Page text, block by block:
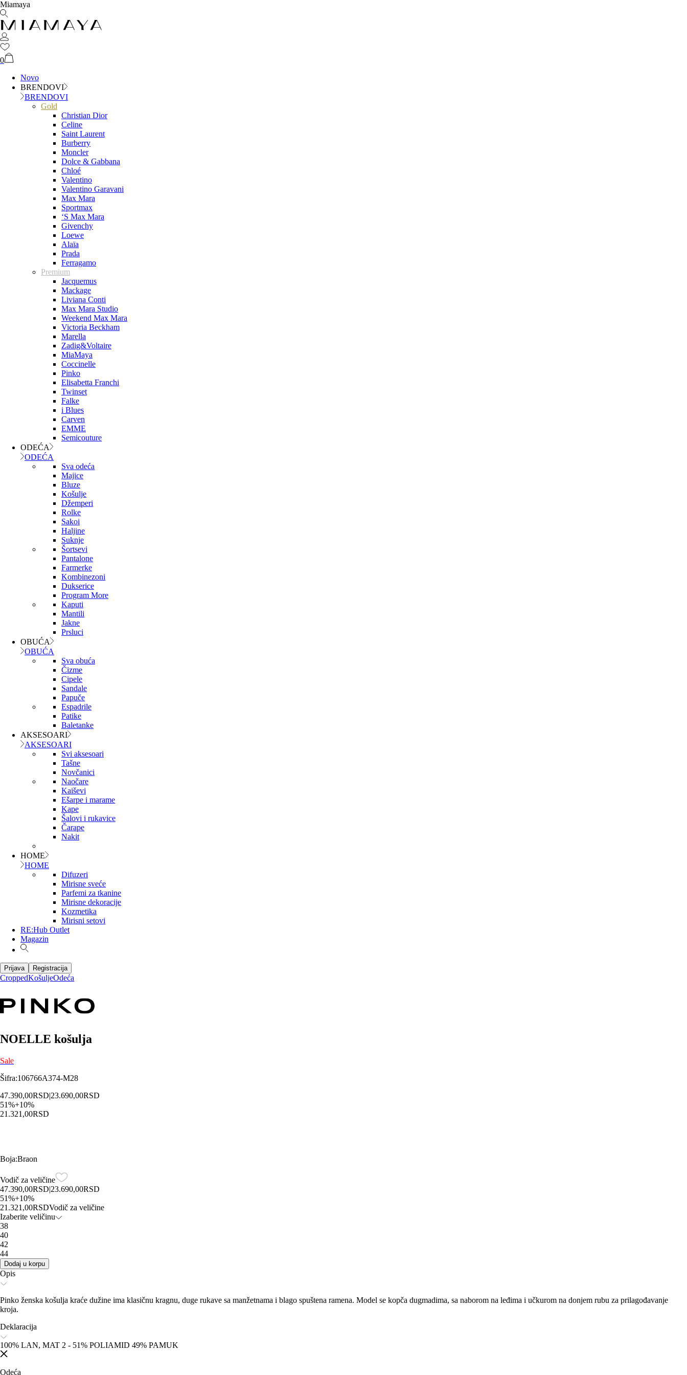
Miamaya
0
Novo
BRENDOVI
BRENDOVI
Gold
Christian Dior
Celine
Saint Laurent
Burberry
Moncler
Dolce & Gabbana
Chloé
Valentino
Valentino Garavani
Max Mara
Sportmax
‘S Max Mara
Givenchy
Loewe
Alaïa
Prada
Ferragamo
Premium
Jacquemus
Mackage
Liviana Conti
Max Mara Studio
Weekend Max Mara
Victoria Beckham
Marella
Zadig&Voltaire
MiaMaya
Coccinelle
Pinko
Elisabetta Franchi
Twinset
Falke
i Blues
Carven
EMME
Semicouture
ODEĆA
ODEĆA
Sva odeća
Majice
Bluze
Košulje
Džemperi
Rolke
Sakoi
Haljine
Suknje
Šortsevi
Pantalone
Farmerke
Kombinezoni
Dukserice
Program More
Kaputi
Mantili
Jakne
Prsluci
OBUĆA
OBUĆA
Sva obuća
Čizme
Cipele
Sandale
Papuče
Espadrile
Patike
Baletanke
AKSESOARI
AKSESOARI
Svi aksesoari
Tašne
Novčanici
Naočare
Kaiševi
Ešarpe i marame
Kape
Šalovi i rukavice
Čarape
Nakit
HOME
HOME
Difuzeri
Mirisne sveće
Parfemi za tkanine
Mirisne dekoracije
Kozmetika
Mirisni setovi
RE:Hub Outlet
Magazin
Prijava Registracija
CroppedKošuljeOdeća
NOELLE košulja
Sale
Šifra:106766A374-M28
47.390,00RSD|23.690,00RSD
51%+10%
21.321,00RSD
Boja:Braon
Vodič za veličine
47.390,00RSD|23.690,00RSD
51%+10%
21.321,00RSDVodič za veličine
Izaberite veličinu
38
40
42
44
Dodaj u korpu
Opis
Pinko ženska košulja kraće dužine ima klasičnu kragnu, duge rukave sa manžetnama i blago spuštena ramena. Model se kopča dugmadima, sa naborom na leđima i učkurom na donjem rubu za prilagođavanje
kroja.
Deklaracija
100% LAN, MAT 2 - 51% POLIAMID 49% PAMUK
Odeća